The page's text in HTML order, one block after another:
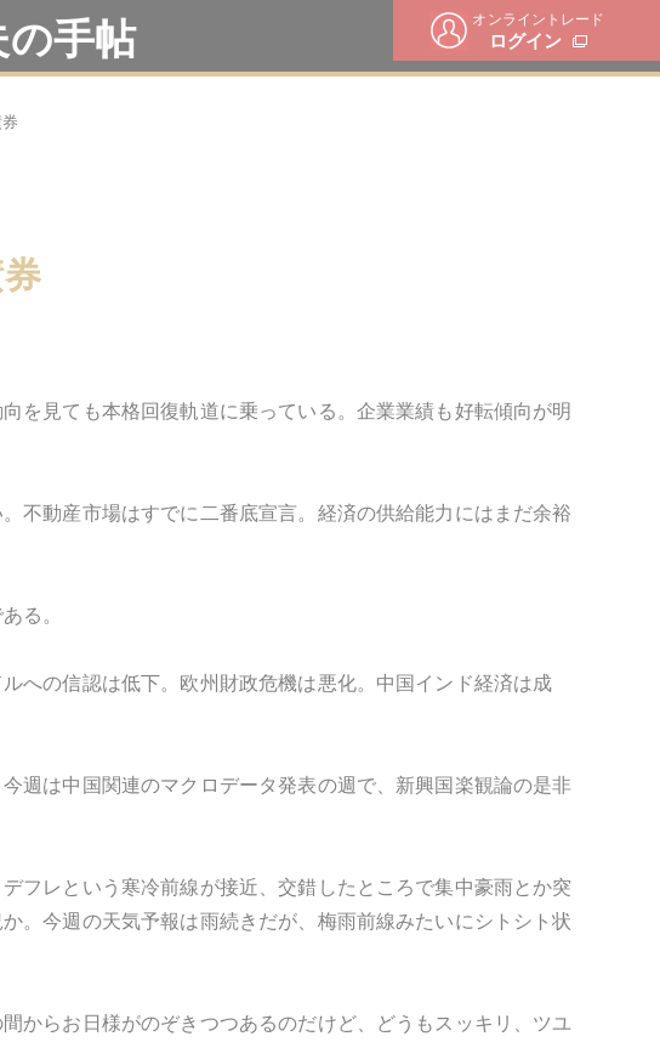
オンライントレード
ログイン
の手帖
を見ても本格回復軌道に乗っている。企業業績も好転傾向が明
不動産市場はすでに二番底宣言。経済の供給能力にはまだ余裕
る。
への信認は低下。欧州財政危機は悪化。中国インド経済は成
週は中国関連のマクロデータ発表の週で、新興国楽観論の是非
フレという寒冷前線が接近、交錯したところで集中豪雨とか突
。今週の天気予報は雨続きだが、梅雨前線みたいにシトシト状
からお日様がのぞきつつあるのだけど、どうもスッキリ、ツユ